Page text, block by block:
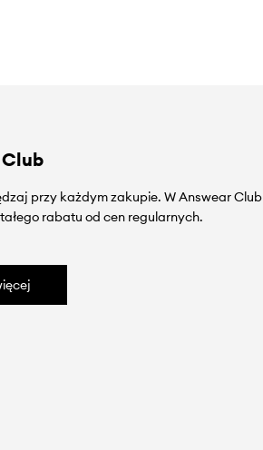
przy każdym zakupie. W Answear Club
rabatu od cen regularnych.